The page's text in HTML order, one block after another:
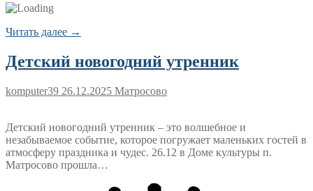
Читать далее →
Детский новогодний утренник
komputer39 26.12.2025 Матросово
Детский новогодний утренник – это волшебное и
незабываемое событие, которое погружает маленьких гостей в
атмосферу праздника и чудес. 26.12 в Доме культуры п.
Матросово прошла…